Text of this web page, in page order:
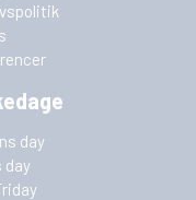
day
day